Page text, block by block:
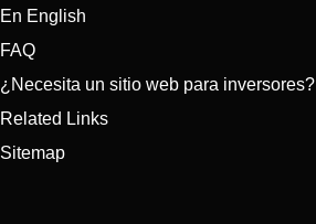
En English
FAQ
¿Necesita un sitio web para inversores?
Related Links
Sitemap